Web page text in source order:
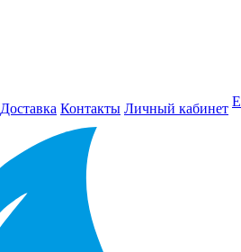
Доставка Контакты Личный кабинет